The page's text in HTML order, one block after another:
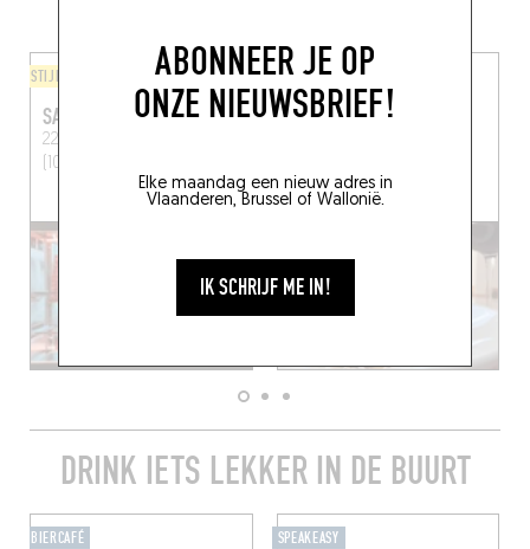
ABONNEER JE OP
ONZE NIEUWSBRIEF!
Elke maandag een nieuw adres in
Vlaanderen, Brussel of Wallonië.
IK SCHRIJF ME IN!
STIJL VAN DE CHEF
SAVAGE
22 Vredestraat
(1000)
ITALIAANS
OSTERIA BOLOGNESE
DRINK IETS LEKKER IN DE BUURT
BIERCAFÉ SPEAKEASY